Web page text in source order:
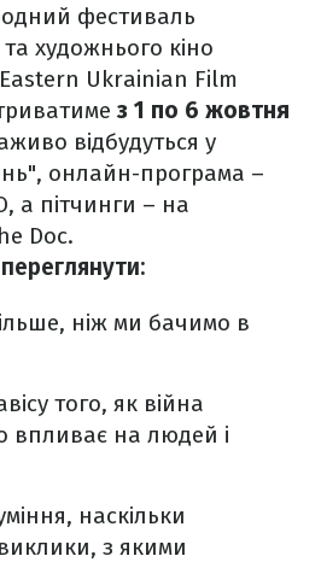
фестиваль
художнього кіно
Ukrainian Film
з 1 по 6 жовтня
відбудуться у
онлайн-програма –
а пітчинги – на
Doc.
ніж ми бачимо в
того, як війна
впливає на людей і
наскільки
з якими